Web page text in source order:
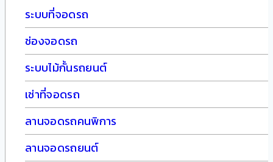
ระบบที่จอดรถ
ช่องจอดรถ
ระบบไม้กั้นรถยนต์
เช่าที่จอดรถ
ลานจอดรถคนพิการ
ลานจอดรถยนต์